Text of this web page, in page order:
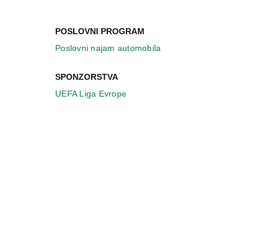
POSLOVNI PROGRAM
Poslovni najam automobila
SPONZORSTVA
UEFA Liga Evrope